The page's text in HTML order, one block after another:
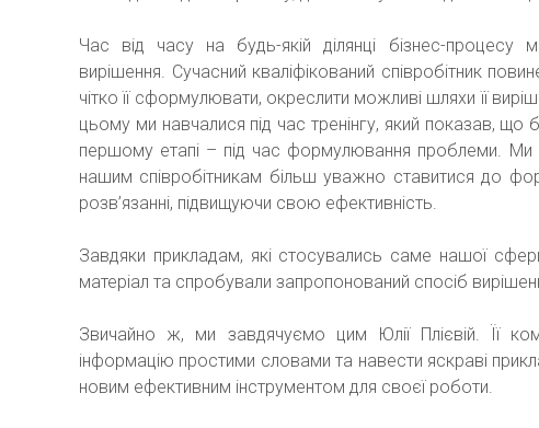
Час від часу на будь-якій ділянці бізнес-
вирішення. Сучасний кваліфікований співробітник
чітко її сформулювати, окреслити можливі шляхи її
цьому ми навчалися під час тренінгу, який показав,
першому етапі – під час формулювання проблеми.
нашим співробітникам більш уважно ставитися до
розв’язанні, підвищуючи свою ефективність.
Завдяки прикладам, які стосувались саме нашої
матеріал та спробували запропонований спосіб
Звичайно ж, ми завдячуємо цим Юлії Плієвій. Її
інформацію простими словами та навести яскраві
новим ефективним інструментом для своєї роботи.